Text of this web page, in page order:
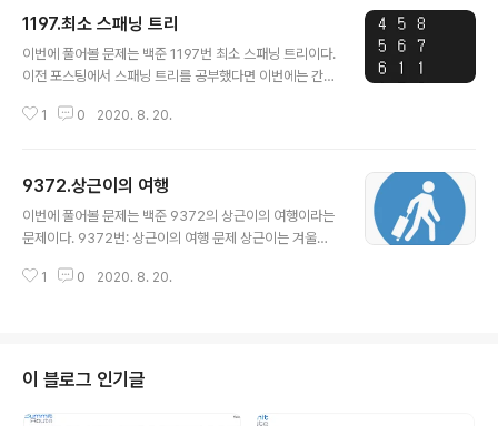
난이도는 19%라고 나와있지만 함정만 잘피하면 풀 수 있
다. 이 문제를 다 구현하고 시간을 어느정도 잡아먹었는데..
그 이유는.. 문제의 조건 하나를 읽어놓고 구현하다가 까먹
우선이다" 라는 조건이다.. ) 항상 조건들은 잘 적어 놓고 빼
1197.최소 스패닝 트리
이번에 풀어볼 문제는 백준 1197번 최소 스패닝 트리이다.
이전 포스팅에서 스패닝 트리를 공부했다면 이번에는 간선
중치도 최소로 진행하는 최소 스패닝 트리 문제를 풀어보
보자 1197번: 최소 스패닝 트리 첫째 줄에 정점의 개수 V(1
≤ V ≤ 10,000)와 간선의 개수 E(1 ≤ E ≤ 100,000)가 주
어진다. 다음 E개의 줄에는 각 간선에 대한 정보를 나타내
이 � www.acmicpc.net 이 문제는 크루스칼 알고리즘
1 0 2020. 8. 20.
9372.상근이의 여행
이번에 풀어볼 문제는 백준 9372의 상근이의 여행이라는
문제이다. 9372번: 상근이의 여행 문제 상근이는 겨울방
하지만 상근이는 새로운 비행기를 무서워하기 때문에, 최
e)까지 공부할 수 있었다. Spanning Tree : 방향이 없는
그래프에서 모든 정점들을 연결함과 동시에 순환경로가 없
는 형태를 의미한다. => 만약 이와 같은 상황에서 가중치가
1 0 2020. 8. 20.
이 블로그 인기글